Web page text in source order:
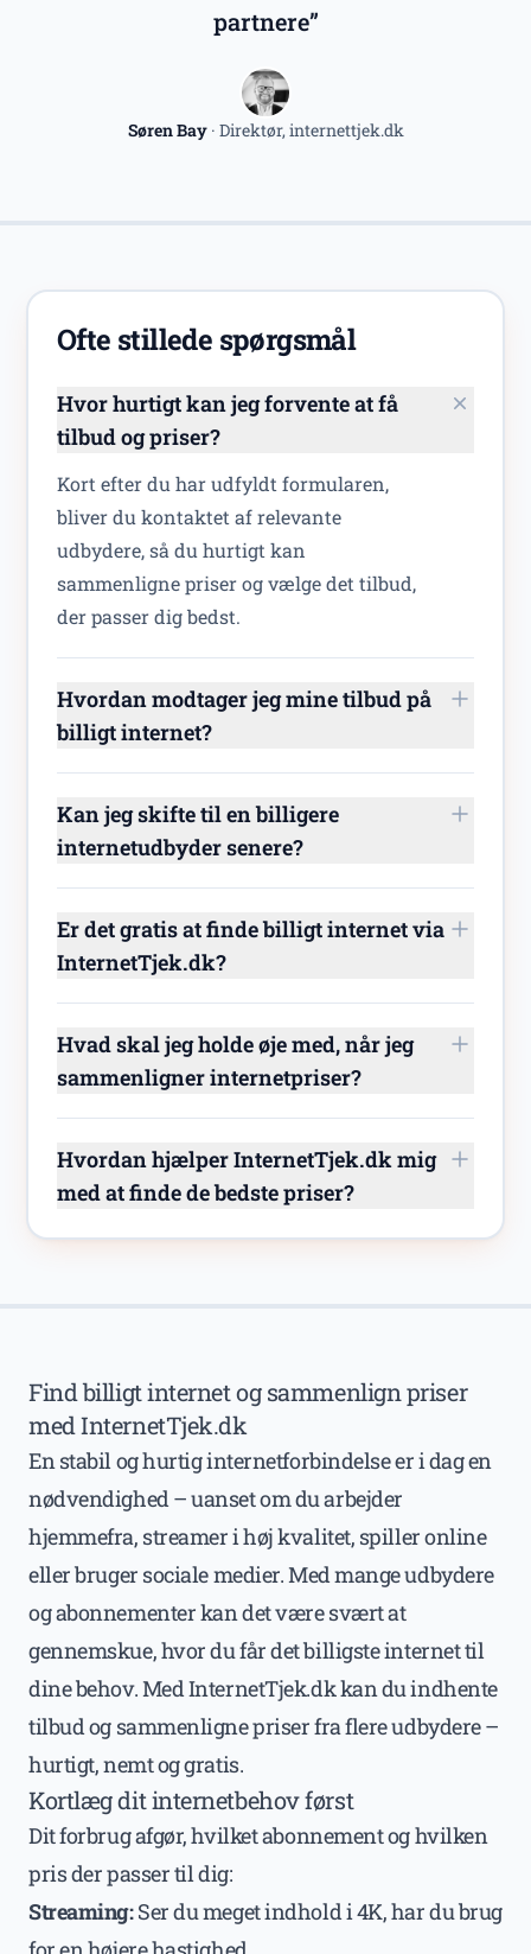
partnere”
Søren Bay · Direktør, internettjek.dk
Ofte stillede spørgsmål
Hvor hurtigt kan jeg forvente at få
tilbud og priser?
Kort efter du har udfyldt formularen,
bliver du kontaktet af relevante
udbydere, så du hurtigt kan
sammenligne priser og vælge det tilbud,
der passer dig bedst.
Hvordan modtager jeg mine tilbud på
billigt internet?
Kan jeg skifte til en billigere
internetudbyder senere?
Er det gratis at finde billigt internet via
InternetTjek.dk?
Hvad skal jeg holde øje med, når jeg
sammenligner internetpriser?
Hvordan hjælper InternetTjek.dk mig
med at finde de bedste priser?
Find billigt internet og sammenlign priser
med InternetTjek.dk
En stabil og hurtig internetforbindelse er i dag en
nødvendighed – uanset om du arbejder
hjemmefra, streamer i høj kvalitet, spiller online
eller bruger sociale medier. Med mange udbydere
og abonnementer kan det være svært at
gennemskue, hvor du får det billigste internet til
dine behov. Med InternetTjek.dk kan du indhente
tilbud og sammenligne priser fra flere udbydere –
hurtigt, nemt og gratis.
Kortlæg dit internetbehov først
Dit forbrug afgør, hvilket abonnement og hvilken
pris der passer til dig:
Streaming:Ser du meget indhold i 4K, har du brug